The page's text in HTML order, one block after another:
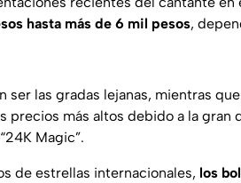
hasta más de 6 mil pesos,
ser las gradas lejanas, mientras
precios más altos debido a la gran
“24K Magic”.
de estrellas internacionales, los